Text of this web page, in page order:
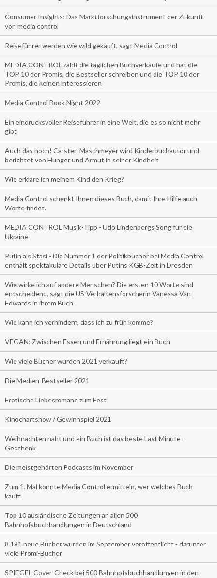
Consumer Insights: Das Marktforschungsinstrument der Zukunft
von media control
Reiseführer werden wie wild gekauft, sagt Media Control
MEDIA CONTROL zählt die täglichen Buchverkäufe und hat die
TOP 10 der Promis, die Bestseller schreiben und die TOP 10 der
Promis, die keinen interessieren
Media Control Book Night 2022
Ein eindrucksvoller Reiseführer in eine Welt, die es so nicht mehr
gibt
Auch das noch! Carsten Maschmeyer wird Kinderbuchautor und
berichtet von Hunger und Armut in seiner Kindheit
Wie erkläre ich meinem Kind den Krieg?
Media Control schenkt Ihnen dieses Buch, damit Ihre Hilfe auch
Worte findet.
MEDIA CONTROL Musik-Tipp - Udo Lindenbergs Song für die
Ukraine
Putin als Stasi - Die Nummer 1 der Politikbücher bei Media Control
enthält spektakuläre Details über Putins KGB-Zeit in Dresden
Wie wirke ich auf andere Menschen? Die ersten 10 Worte sind
entscheidend, sagt die US-Verhaltensforscherin Vanessa Van
Edwards in ihrem Buch.
Wie kann ich verhindern, dass ich zu früh komme?
VEGAN: Zwischen Essen und Ernährung liegt ein Buch
Wie viele Bücher wurden 2021 verkauft?
Die Medien-Bestseller 2021
Erotische Liebesromane zum Fest
Kinochartshow / Gewinnspiel 2021
Weihnachten naht und ein Buch ist das beste Last Minute-
Geschenk
Die meistgehörten Podcasts im November
Zum 1. Mal konnte Media Control ermitteln, wer welches Buch
kauft
Top 10 ausländische Zeitungen an allen 500
Bahnhofsbuchhandlungen in Deutschland
8.191 neue Bücher wurden im September veröffentlicht - darunter
viele Promi-Bücher
SPIEGEL Cover-Check bei 500 Bahnhofsbuchhandlungen in den